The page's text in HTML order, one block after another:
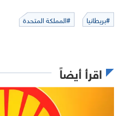
#بريطانيا #المملكة المتحدة
اقرأ أيضاً